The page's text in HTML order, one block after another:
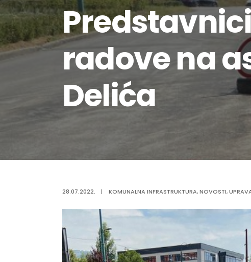
radove na
Delića
28.07.2022. | KOMUNALNA INFRASTRUKTURA,NOVOSTI,